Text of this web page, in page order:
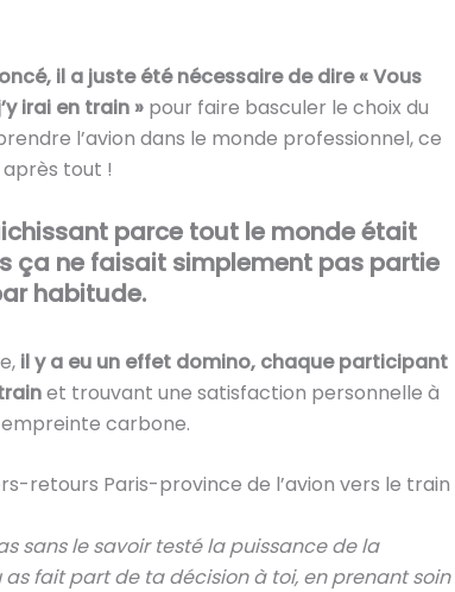
il a juste été nécessaire de dire « Vous
irai en train »pour faire basculer le choix du
l’avion dans le monde professionnel, ce
tout !
parce tout le monde était
ça ne faisait simplement pas partie
habitude.
il y a eu un effet domino, chaque participant
et trouvant une satisfaction personnelle à
carbone.
retours Paris-province de l’avion vers le train
sans le savoir testé la puissance de la
fait part de ta décision à toi, en prenant soin